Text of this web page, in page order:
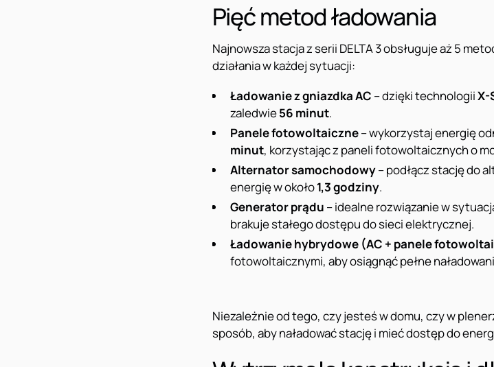
Pięć metod ładowania
Najnowsza stacja z serii DELTA 3 obsługuje aż 5
działania w każdej sytuacji:
Ładowanie z gniazdka AC – dzięki technologiiX-
zaledwie56 minut.
Panele fotowoltaiczne– wykorzystaj energię
minut, korzystając z paneli fotowoltaicznych o
Alternator samochodowy– podłącz stację do
energię w około1,3 godziny.
Generator prądu – idealne rozwiązanie w
brakuje stałego dostępu do sieci elektrycznej.
Ładowanie hybrydowe (AC + panele
fotowoltaicznymi, aby osiągnąć pełne
Niezależnie od tego, czy jesteś w domu, czy w
sposób, aby naładować stację i mieć dostęp do